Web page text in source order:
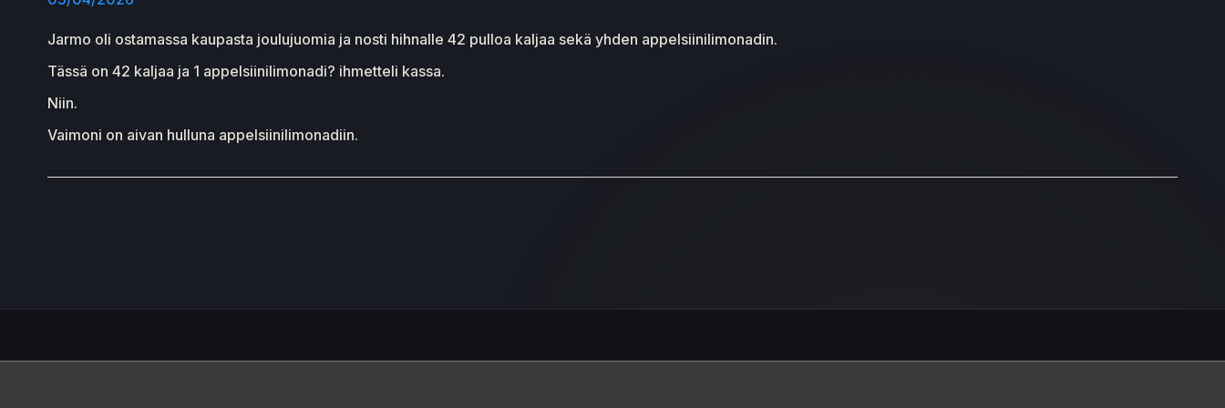
Jarmo oli ostamassa kaupasta joulujuomia ja nosti hihnalle 42 pulloa kaljaa sekä yhden appelsiinilimonadin.
Tässä on 42 kaljaa ja 1 appelsiinilimonadi? ihmetteli kassa.
Niin.
Vaimoni on aivan hulluna appelsiinilimonadiin.